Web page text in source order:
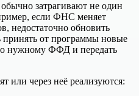
затрагивают не один
если ФНС меняет
недостаточно обновить
принять от программы новые
нужному ФФД и передать
через неё реализуются: